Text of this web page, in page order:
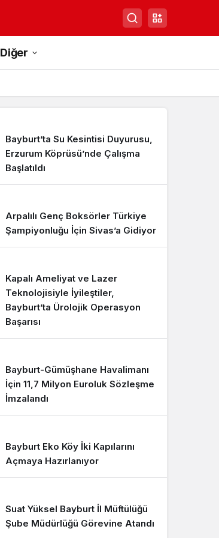
Diğer
Bayburt’ta Su Kesintisi Duyurusu,
Erzurum Köprüsü’nde Çalışma
Başlatıldı
Arpalılı Genç Boksörler Türkiye
Şampiyonluğu İçin Sivas’a Gidiyor
Kapalı Ameliyat ve Lazer
Teknolojisiyle İyileştiler,
Bayburt’ta Ürolojik Operasyon
Başarısı
Bayburt-Gümüşhane Havalimanı
İçin 11,7 Milyon Euroluk Sözleşme
İmzalandı
Bayburt Eko Köy İki Kapılarını
Açmaya Hazırlanıyor
Suat Yüksel Bayburt İl Müftülüğü
Şube Müdürlüğü Görevine Atandı